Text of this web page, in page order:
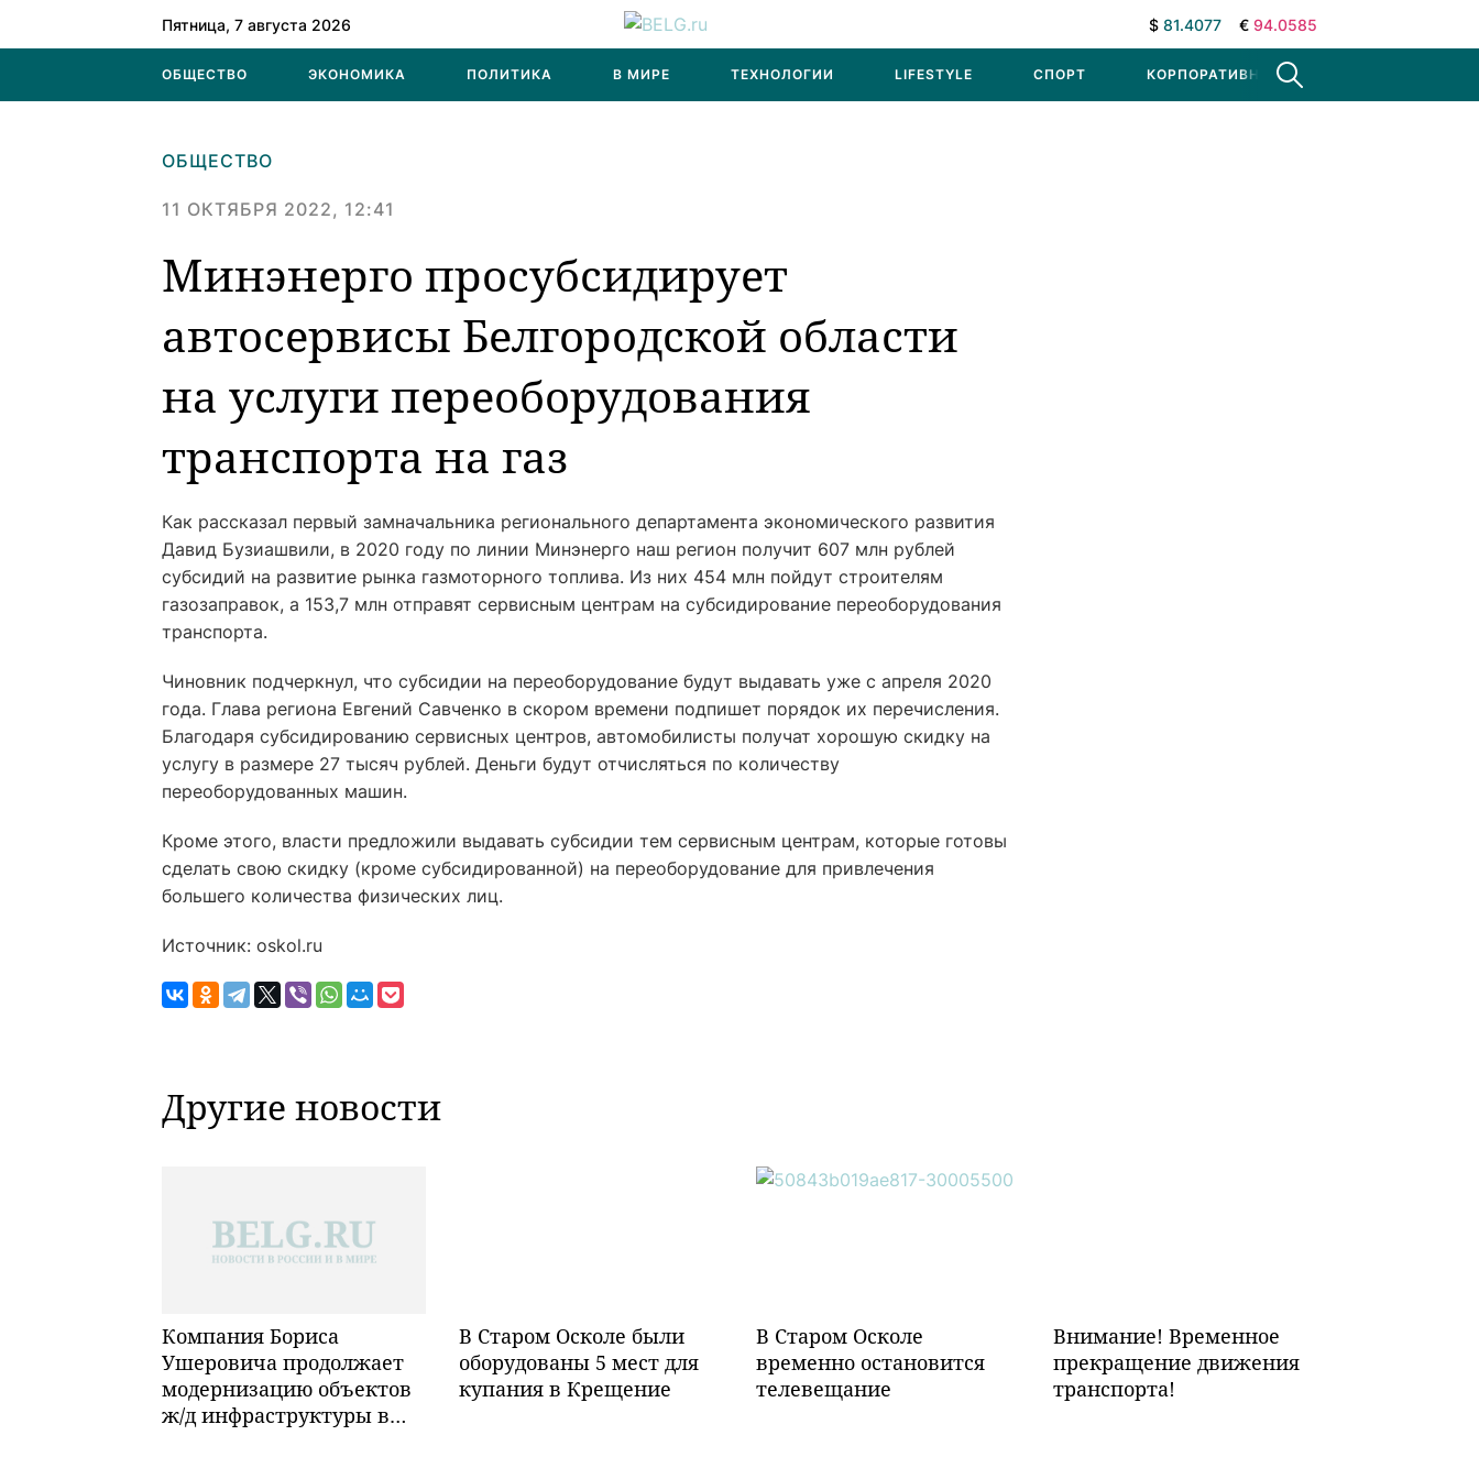
Пятница, 7 августа 2026 $ 81.4077 € 94.0585
ОБЩЕСТВО ЭКОНОМИКА ПОЛИТИКА В МИРЕ ТЕХНОЛОГИИ LIFESTYLE СПОРТ КОРПОРАТИВНЫЕ НОВОСТИ
ОБЩЕСТВО
11 ОКТЯБРЯ 2022, 12:41
Минэнерго просубсидирует
автосервисы Белгородской области
на услуги переоборудования
транспорта на газ
Как рассказал первый замначальника регионального департамента экономического развития
Давид Бузиашвили, в 2020 году по линии Минэнерго наш регион получит 607 млн рублей
субсидий на развитие рынка газмоторного топлива. Из них 454 млн пойдут строителям
газозаправок, а 153,7 млн отправят сервисным центрам на субсидирование переоборудования
транспорта.
Чиновник подчеркнул, что субсидии на переоборудование будут выдавать уже с апреля 2020
года. Глава региона Евгений Савченко в скором времени подпишет порядок их перечисления.
Благодаря субсидированию сервисных центров, автомобилисты получат хорошую скидку на
услугу в размере 27 тысяч рублей. Деньги будут отчисляться по количеству
переоборудованных машин.
Кроме этого, власти предложили выдавать субсидии тем сервисным центрам, которые готовы
сделать свою скидку (кроме субсидированной) на переоборудование для привлечения
большего количества физических лиц.
Источник: oskol.ru
Другие новости
Компания Бориса
Ушеровича продолжает
модернизацию объектов
ж/д инфраструктуры в
В Старом Осколе были
оборудованы 5 мест для
купания в Крещение
В Старом Осколе
временно остановится
телевещание
Внимание! Временное
прекращение движения
транспорта!